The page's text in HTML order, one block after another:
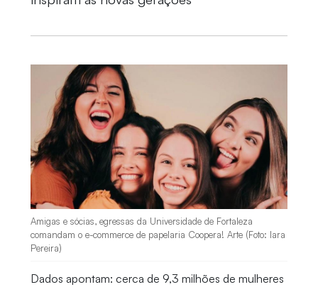
Amigas e sócias, egressas da Universidade de Fortaleza
comandam o e-commerce de papelaria Coopera! Arte (Foto: Iara
Pereira)
Dados apontam: cerca de 9,3 milhões de mulheres